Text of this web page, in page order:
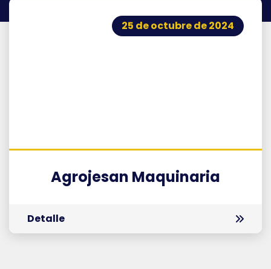
Agrojesan Maquinaria
25 de octubre de 2024
Detalle